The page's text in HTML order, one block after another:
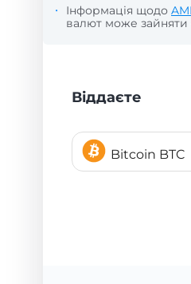
Інформація щодо
валют може зайняти
Віддаєте
Bitcoin BTC